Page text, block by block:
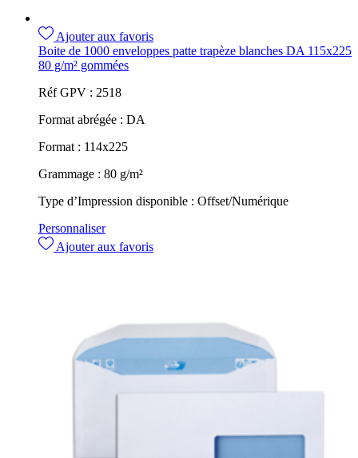
Ajouter aux favoris
Boite de 1000 enveloppes patte trapèze blanches DA 115x225
80 g/m² gommées
Réf GPV : 2518
Format abrégée : DA
Format : 114x225
Grammage : 80 g/m²
Type d’Impression disponible : Offset/Numérique
Personnaliser
Ajouter aux favoris